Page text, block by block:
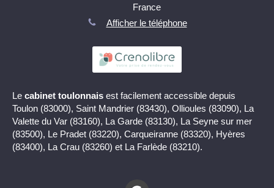
France
Afficher le téléphone
Le cabinet toulonnais est facilement accessible depuis
Toulon (83000), Saint Mandrier (83430), Ollioules (83090), La
Valette du Var (83160), La Garde (83130), La Seyne sur mer
(83500), Le Pradet (83220), Carqueiranne (83320), Hyères
(83400), La Crau (83260) et La Farlède (83210).